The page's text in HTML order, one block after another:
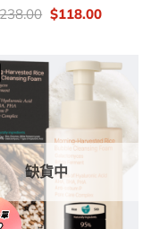
238.00 Original
$118.00Current
缺貨中